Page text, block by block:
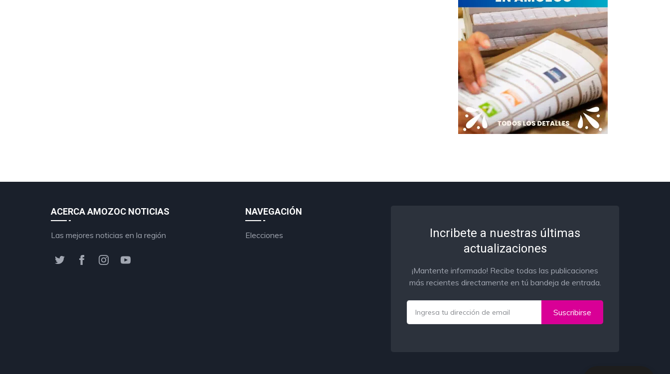
ACERCA AMOZOC NOTICIAS
Las mejores noticias en la región
NAVEGACIÓN
Elecciones
Incribete a nuestras últimas
actualizaciones
¡Mantente informado! Recibe todas las publicaciones
más recientes directamente en tú bandeja de entrada.
Suscribirse